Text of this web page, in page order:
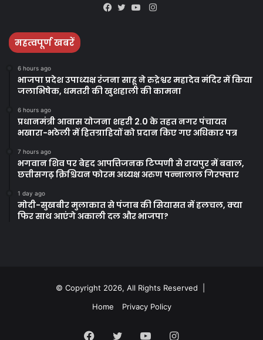
Instagram
महत्वपूर्ण खबरें
6 hours ago
भाजपा प्रदेश उपाध्यक्ष रंजना साहू ने रुद्रेश्वर महादेव मंदिर में किया
जलाभिषेक, धमतरी की खुशहाली की कामना
6 hours ago
प्रधानमंत्री आवास योजना शहरी 2.0 के तहत नगर पंचायत
भखारा-भठेली में हितग्राहियों को प्रदान किए गए अधिकार पत्र
7 hours ago
भगवान शिव पर बेहद आपत्तिजनक टिप्पणी से रायपुर में बवाल,
छत्तीसगढ़ क्रिश्चियन फोरम अध्यक्ष अरुण पन्नालाल गिरफ्तार
1 day ago
मोदी-सुखबीर मुलाकात से पंजाब की सियासत में हलचल, क्या
फिर साथ आएंगे अकाली दल और भाजपा?
© Copyright 2026, All Rights Reserved |
Home
Privacy Policy
Facebook
TwitterYouTubeInstagram